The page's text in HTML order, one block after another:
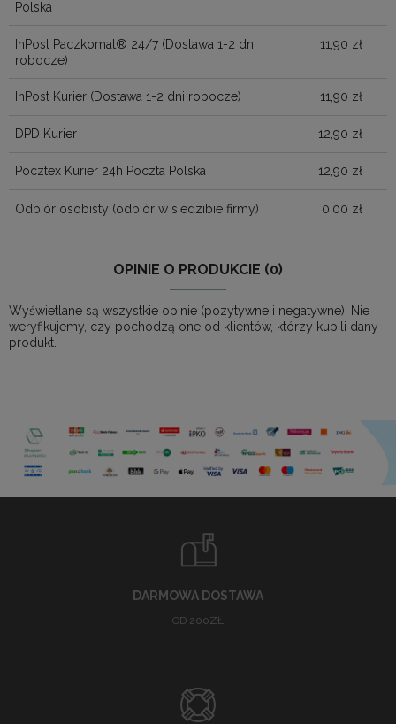
Polska
InPost Paczkomat® 24/7 (Dostawa 1-2 dni
robocze)
11,90 zł
InPost Kurier (Dostawa 1-2 dni robocze) 11,90 zł
DPD Kurier 12,90 zł
Pocztex Kurier 24h Poczta Polska 12,90 zł
Odbiór osobisty (odbiór w siedzibie firmy) 0,00 zł
OPINIE O PRODUKCIE (0)
Wyświetlane są wszystkie opinie (pozytywne i negatywne). Nie
weryfikujemy, czy pochodzą one od klientów, którzy kupili dany
produkt.
DARMOWA DOSTAWA
OD 200ZŁ